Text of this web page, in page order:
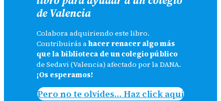
de Valencia
Colabora adquiriendo este libro.
Contribuirás ahacer renacer algo más
que la biblioteca de un colegio público
de Sedavi (Valencia) afectado por la DANA.
¡Os esperamos!
Pero no te olvides… Haz click aquí